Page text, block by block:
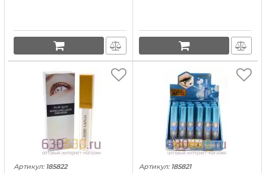
Артикул: 185822 Артикул: 185821